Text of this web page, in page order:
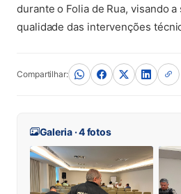
durante o Folia de Rua, visando a
qualidade das intervenções
Compartilhar:
Galeria · 4 fotos